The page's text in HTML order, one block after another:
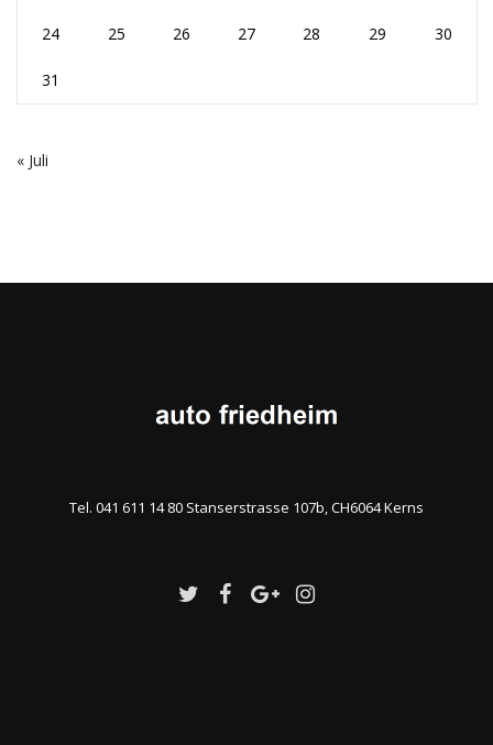
24 25 26 27 28 29 30
31
« Juli
Tel. 041 611 14 80 Stanserstrasse 107b, CH6064 Kerns